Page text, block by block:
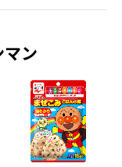
ン